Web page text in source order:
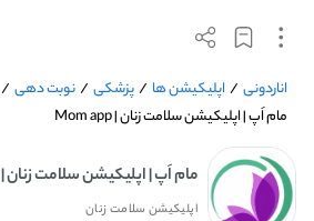
اناردونی / اپلیکیشن ها /پزشکی /نوبت دهی /
مام اَپ | اپلیکیشن سلامت زنان | Mom app
مام اَپ | اپلیکیشن سلامت زنان | Mom app
اپلیکیشن سلامت زنان